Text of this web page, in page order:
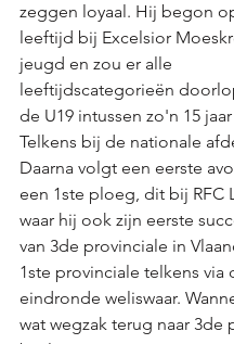
zeggen loyaal. Hij begon
leeftijd bij Excelsior
jeugd en zou er alle
leeftijdscategorieën
de U19 intussen zo'n 15
Telkens bij de nationale
Daarna volgt een eerste
een 1ste ploeg, dit bij RFC
waar hij ook zijn eerste
van 3de provinciale in
1ste provinciale telkens via
eindronde weliswaar.
wat wegzak terug naar 3de